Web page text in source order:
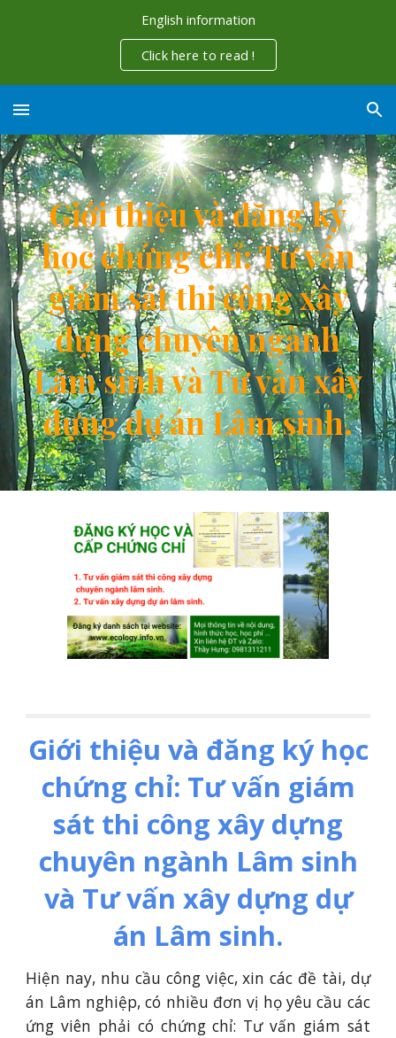
English information
Click here to read !
Giới thiệu và đăng ký
học chứng chỉ: Tư vấn
giám sát thi công xây
dựng chuyên ngành
Lâm sinh và Tư vấn xây
dựng dự án Lâm sinh.
Giới thiệu và đăng ký học
chứng chỉ: Tư vấn giám
sát thi công xây dựng
chuyên ngành Lâm sinh
và Tư vấn xây dựng dự
án Lâm sinh.
Hiện nay, nhu cầu công việc, xin các đề tài, dự
án Lâm nghiệp, có nhiều đơn vị họ yêu cầu các
ứng viên phải có chứng chỉ: Tư vấn giám sát